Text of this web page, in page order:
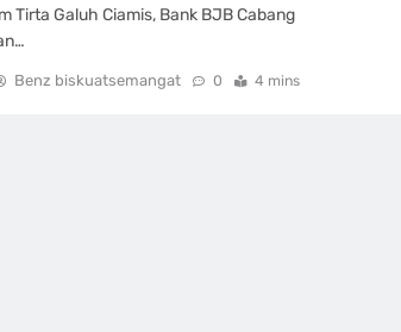
Tirta Galuh Ciamis, Bank BJB Cabang
Benz biskuatsemangat 0 4 mins